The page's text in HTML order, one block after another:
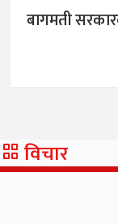
बागमती
विचार